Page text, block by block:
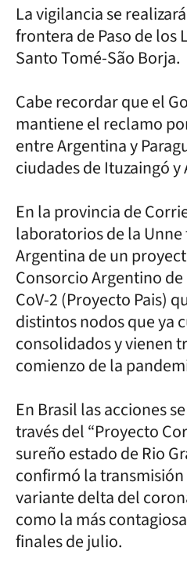
La vigilancia se
frontera de Paso de los
Santo Tomé-São Borja.
Cabe recordar que el
mantiene el reclamo
entre Argentina y
ciudades de Ituzaingó y
En la provincia de
laboratorios de la
Argentina de un
Consorcio Argentino
CoV-2 (Proyecto Pais)
distintos nodos que ya
consolidados y vienen
comienzo de la
En Brasil las acciones
través del “Proyecto
sureño estado de Rio
confirmó la
variante delta del
como la más
finales de julio.